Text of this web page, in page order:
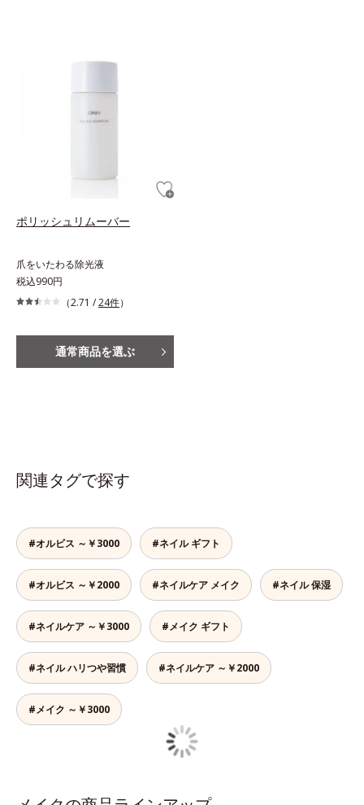
ポリッシュリムーバー
爪をいたわる除光液
税込990円
（2.71 /24件）
通常商品を選ぶ
関連タグで探す
#オルビス ～￥3000 #ネイル ギフト
#オルビス ～￥2000 #ネイルケア メイク #ネイル 保湿
#ネイルケア ～￥3000 #メイク ギフト
#ネイル ハリつや習慣 #ネイルケア ～￥2000
#メイク ～￥3000